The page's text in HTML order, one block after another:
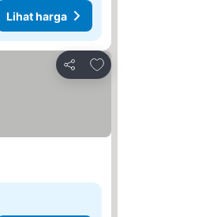
Lihat harga
Kongsi
Tambah ke favorit